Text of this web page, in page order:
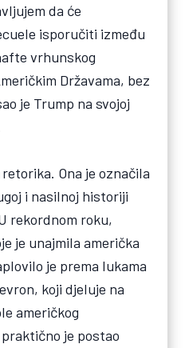
da će
isporučiti između
vrhunskog
Državama, bez
je Trump na svojoj
Ona je označila
i nasilnoj historiji
rekordnom roku,
je unajmila američka
je prema lukama
koji djeluje na
američkog
je postao